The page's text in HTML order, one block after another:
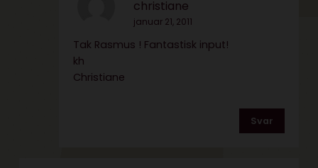
christiane
januar 21, 2011
Tak Rasmus ! Fantastisk input!
kh
Christiane
Svar